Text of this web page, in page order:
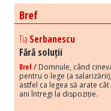
Bref
Tia Serbanescu
Fără soluții
Bref / Domnule, când
pentru o lege (a
astfel ca legea să arate
ani întregi la dispoziție.